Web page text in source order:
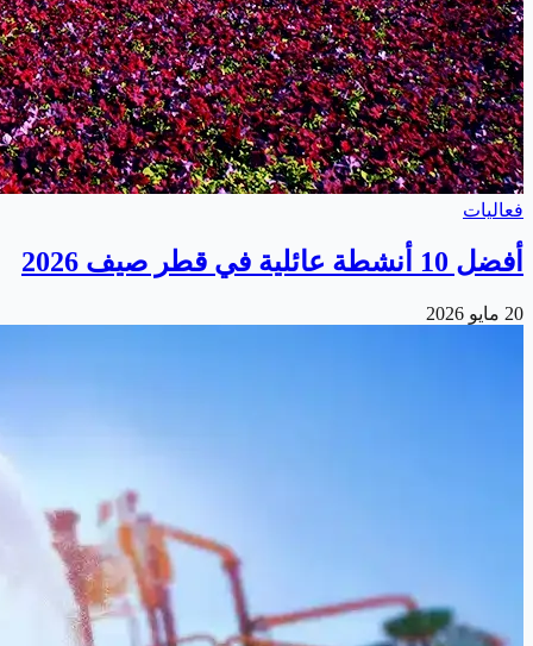
فعاليات
أفضل 10 أنشطة عائلية في قطر صيف 2026
20 مايو 2026